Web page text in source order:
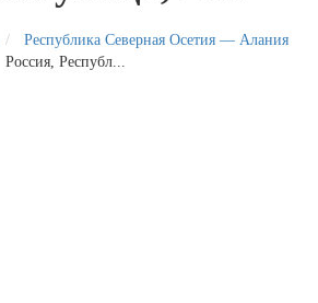
Республика Северная Осетия — Алания
Россия, Республ...